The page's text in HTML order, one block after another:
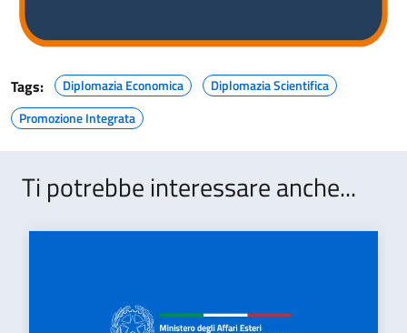
Tags: Diplomazia Economica
Diplomazia Scientifica
Promozione Integrata
Ti potrebbe interessare anche...